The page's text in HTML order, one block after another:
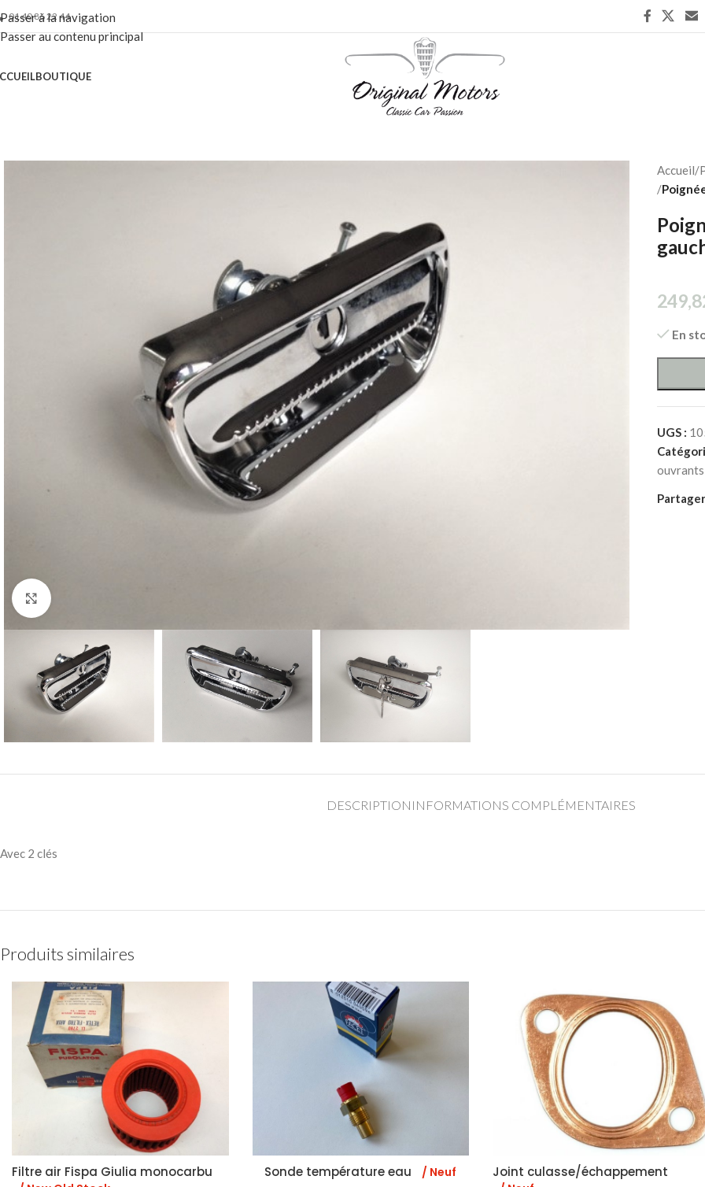
Passer à la navigation
Passer au contenu principal
01 40 86 22 44
BOUTIQUE
Accueil/
/
En
UGS :
ouvrants
DESCRIPTION INFORMATIONS COMPLÉMENTAIRES
Avec 2 clés
Produits similaires
Filtre air Fispa Giulia monocarbu Sonde température eau / Neuf Joint culasse/échappement